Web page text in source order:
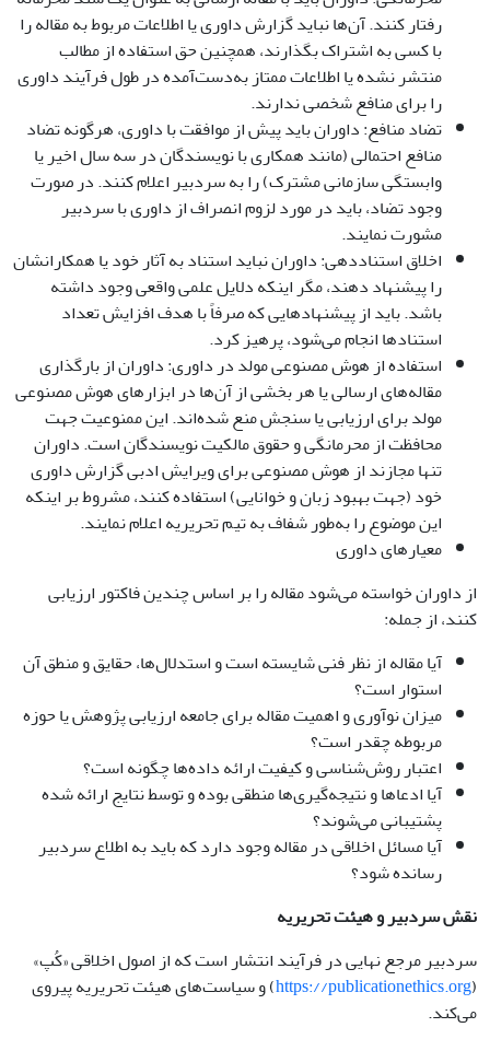
رفتار کنند. آن‌ها نباید گزارش داوری یا اطلاعات مربوط به مقاله را
با کسی به اشتراک بگذارند، همچنین حق استفاده از مطالب
منتشر نشده یا اطلاعات ممتاز به‌دست‌آمده در طول فرآیند داوری
را برای منافع شخصی ندارند.
تضاد منافع: داوران باید پیش از موافقت با داوری، هرگونه تضاد
منافع احتمالی (مانند همکاری با نویسندگان در سه سال اخیر یا
وابستگی سازمانی مشترک) را به سردبیر اعلام کنند. در صورت
وجود تضاد، باید در مورد لزوم انصراف از داوری با سردبیر
مشورت نمایند.
اخلاق استناددهی: داوران نباید استناد به آثار خود یا همکارانشان
را پیشنهاد دهند، مگر اینکه دلایل علمی واقعی وجود داشته
باشد. باید از پیشنهادهایی که صرفاً با هدف افزایش تعداد
استنادها انجام می‌شود، پرهیز کرد.
استفاده از هوش مصنوعی مولد در داوری: داوران از بارگذاری
مقاله‌های ارسالی یا هر بخشی از آن‌ها در ابزارهای هوش مصنوعی
مولد برای ارزیابی یا سنجش منع شده‌اند. این ممنوعیت جهت
محافظت از محرمانگی و حقوق مالکیت نویسندگان است. داوران
تنها مجازند از هوش مصنوعی برای ویرایش ادبی گزارش داوری
خود (جهت بهبود زبان و خوانایی) استفاده کنند، مشروط بر اینکه
این موضوع را به‌طور شفاف به تیم تحریریه اعلام نمایند.
معیارهای داوری
از داوران خواسته می‌شود مقاله را بر اساس چندین فاکتور ارزیابی
کنند، از جمله:
آیا مقاله از نظر فنی شایسته است و استدلال‌ها، حقایق و منطق آن
استوار است؟
میزان نوآوری و اهمیت مقاله برای جامعه ارزیابی پژوهش یا حوزه
مربوطه چقدر است؟
اعتبار روش‌شناسی و کیفیت ارائه داده‌ها چگونه است؟
آیا ادعاها و نتیجه‌گیری‌ها منطقی بوده و توسط نتایج ارائه شده
پشتیبانی می‌شوند؟
آیا مسائل اخلاقی در مقاله وجود دارد که باید به اطلاع سردبیر
رسانده شود؟
نقش سردبیر و هیئت تحریریه
سردبیر مرجع نهایی در فرآیند انتشار است که از اصول اخلاقی «کُپ»
(
https://publicationethics.org) و سیاست‌های هیئت تحریریه پیروی
می‌کند.